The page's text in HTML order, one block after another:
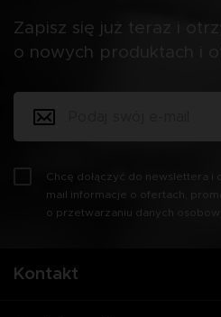
Kontakt
Zapisz się już teraz i
o nowych produktach i
Chcę dołączyć do newslettera i
mail informacje o ofertach,
o przetwarzaniu danych